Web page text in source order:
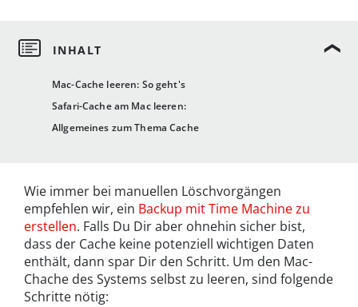
Mac-Cache leeren: So geht's
Safari-Cache am Mac leeren:
Allgemeines zum Thema Cache
Wie immer bei manuellen Löschvorgängen
empfehlen wir, ein Backup mit Time Machine zu
erstellen. Falls Du Dir aber ohnehin sicher bist,
dass der Cache keine potenziell wichtigen Daten
enthält, dann spar Dir den Schritt. Um den Mac-
Chache des Systems selbst zu leeren, sind folgende
Schritte nötig: